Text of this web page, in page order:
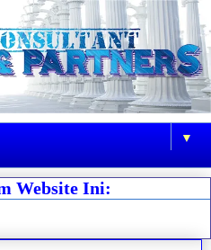
▼
Website Ini: